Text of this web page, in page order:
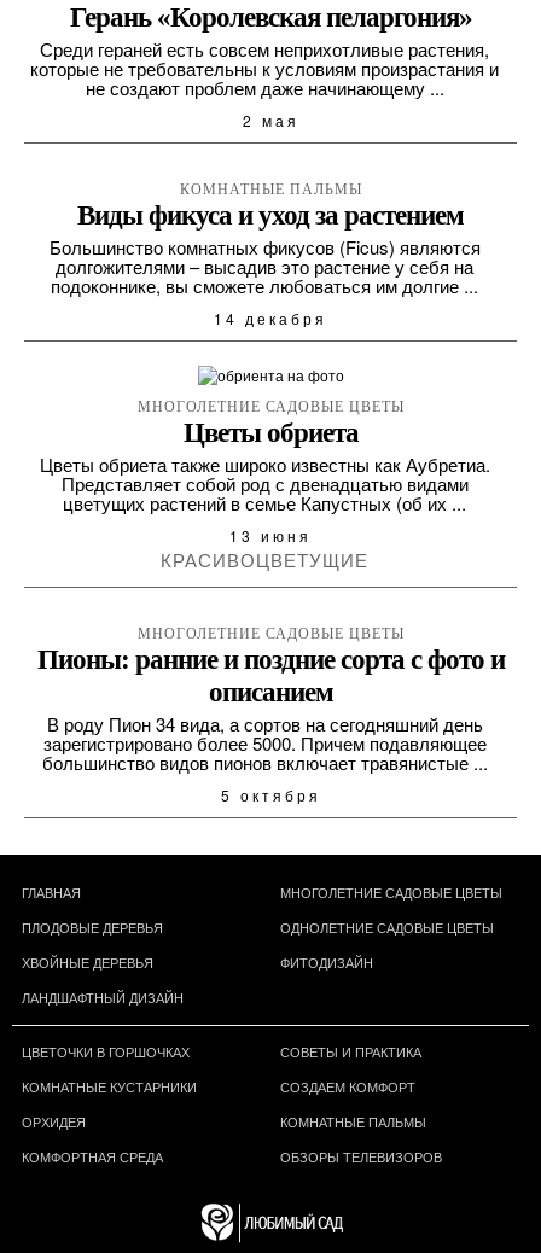
Герань «Королевская пеларгония»
Среди гераней есть совсем неприхотливые растения,
которые не требовательны к условиям произрастания и
не создают проблем даже начинающему ...
2 мая
КОМНАТНЫЕ ПАЛЬМЫ
Виды фикуса и уход за растением
Большинство комнатных фикусов (Ficus) являются
долгожителями – высадив это растение у себя на
подоконнике, вы сможете любоваться им долгие ...
14 декабря
МНОГОЛЕТНИЕ САДОВЫЕ ЦВЕТЫ
Цветы обриета
Цветы обриета также широко известны как Аубретиа.
Представляет собой род с двенадцатью видами
цветущих растений в семье Капустных (об их ...
13 июня
КРАСИВОЦВЕТУЩИЕ
МНОГОЛЕТНИЕ САДОВЫЕ ЦВЕТЫ
Пионы: ранние и поздние сорта с фото и
описанием
В роду Пион 34 вида, а сортов на сегодняшний день
зарегистрировано более 5000. Причем подавляющее
большинство видов пионов включает травянистые ...
5 октября
ГЛАВНАЯ
МНОГОЛЕТНИЕ САДОВЫЕ ЦВЕТЫ
ПЛОДОВЫЕ ДЕРЕВЬЯ
ОДНОЛЕТНИЕ САДОВЫЕ ЦВЕТЫ
ХВОЙНЫЕ ДЕРЕВЬЯ
ФИТОДИЗАЙН
ЛАНДШАФТНЫЙ ДИЗАЙН
ЦВЕТОЧКИ В ГОРШОЧКАХ
СОВЕТЫ И ПРАКТИКА
КОМНАТНЫЕ КУСТАРНИКИ
СОЗДАЕМ КОМФОРТ
ОРХИДЕЯ
КОМНАТНЫЕ ПАЛЬМЫ
КОМФОРТНАЯ СРЕДА
ОБЗОРЫ ТЕЛЕВИЗОРОВ